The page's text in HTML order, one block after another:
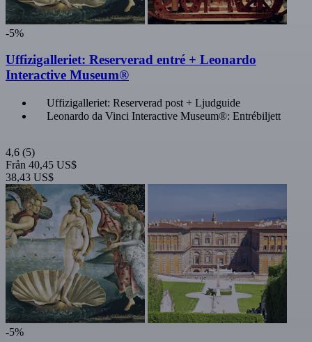
-5%
Uffizigalleriet: Reserverad entré + Leonardo
Interactive Museum®
Uffizigalleriet: Reserverad post + Ljudguide
Leonardo da Vinci Interactive Museum®: Entrébiljett
4,6 (5)
Från 40,45 US$
38,43 US$
-5%